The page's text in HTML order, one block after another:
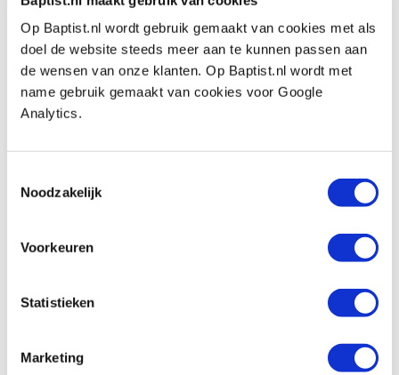
Op Baptist.nl wordt gebruik gemaakt van cookies met als
doel de website steeds meer aan te kunnen passen aan
de wensen van onze klanten. Op Baptist.nl wordt met
name gebruik gemaakt van cookies voor Google
Analytics.
Noodzakelijk
Voorkeuren
Statistieken
Marketing
Arbortech diamant blad Ø 54 mm voor
Mini Grinder en Mini Carver
Artikelnummer: 24463
€ 35,05 incl. btw
Op voorraad
Arbortech Mini Carver haakse slijper